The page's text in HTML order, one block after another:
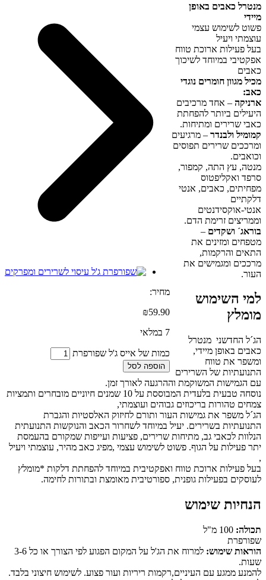
מחיר:
₪59.90
7 במלאי
כמות של אייס ג'ל שפורפרת
הוספה לסל
מנטרל כאבים באופן
מיידי
פשוט לשימוש עצמי
עוצמתי ויעיל
בעל פעילות ארוכת טווח
אפקטיבי במיוחד לשיכוך
כאבים
מכיל מגוון חומרים נוגדי
כאב:
ארניקה – אחד מרכיבים
היעילים ביותר להפחתת
כאבי שרירים ומתיחות.
קמומיל ולבנדר – מרגיעים
ומרככים שרירים תפוסים
וכואבים.
מנטה, עץ התה, קמפור,
סרפד ואקליפטוס
מפחיתים, כאבים, אנטי
דלקתיים
אנטי-אוקסידנטים
וממריצים זרימת הדם.
בוראג´ ושקדים –
מטפחים ומזינים את
התאים והרקמות,
מרככים ומגמישים את
העור.
למי השימוש
מומלץ
הג´ל החדשני מנטרל
כאבים באופן מיידי,
ומשפר את טווח
התנועתיות של השרירים
עם הגמישות המשוקמת וההרגעה לאורך זמן.
נוסחה טבעית בלעדית המבוססת על 10 שמנים חיוניים מובחרים ותמציות
צמחים טהורות בריכוזים גבוהים ועוצמתי,
הג´ל משפר את גמישות העור ותורם לחיזוק האלסטיות והגברת
התנועתיות בשרירים. יעיל במיוחד לשחרור הכאב והנוקשות התנועתית
הנלוות לכאבי גב, מתיחות שרירים, פציעות ועייפות שמקורם בהעמסת
יתר פעילות על הגוף. פשוט לשימוש עצמי ,מפיג כאב מהיר, עוצמתי ויעיל
,
בעל פעילות ארוכת טווח ואפקטיבית במיוחד להפחתת דלקות *מומלץ
לעוסקים בפעילות גופנית, ספורטיבית מאומצת ובתורות לחימה.
הנחיות שימוש
תכולה:
שפורפרת
הוראות שימוש:
למרוח את הג'ל על המקום הפגוע לפי הצורך או כל 3-6
שעות.
להמנע ממגע עם העיניים,רקמות ריריות ועור פצוע. לשימוש חיצוני בלבד.